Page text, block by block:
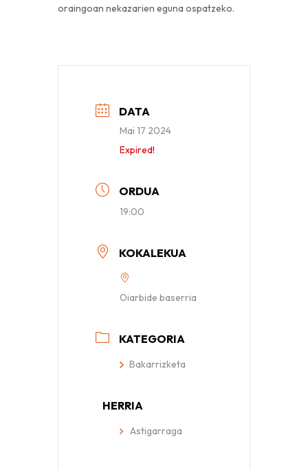
oraingoan nekazarien eguna ospatzeko.
DATA
Mai 17 2024
Expired!
ORDUA
19:00
KOKALEKUA
Oiarbide baserria
KATEGORIA
Bakarrizketa
HERRIA
Astigarraga